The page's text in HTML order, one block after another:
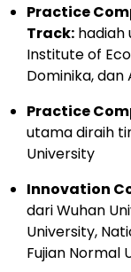
Practice
Track: hadiah
Institute of
Dominika, dan
Practice
utama diraih
University
Innovation
dari Wuhan
University,
Fujian Normal